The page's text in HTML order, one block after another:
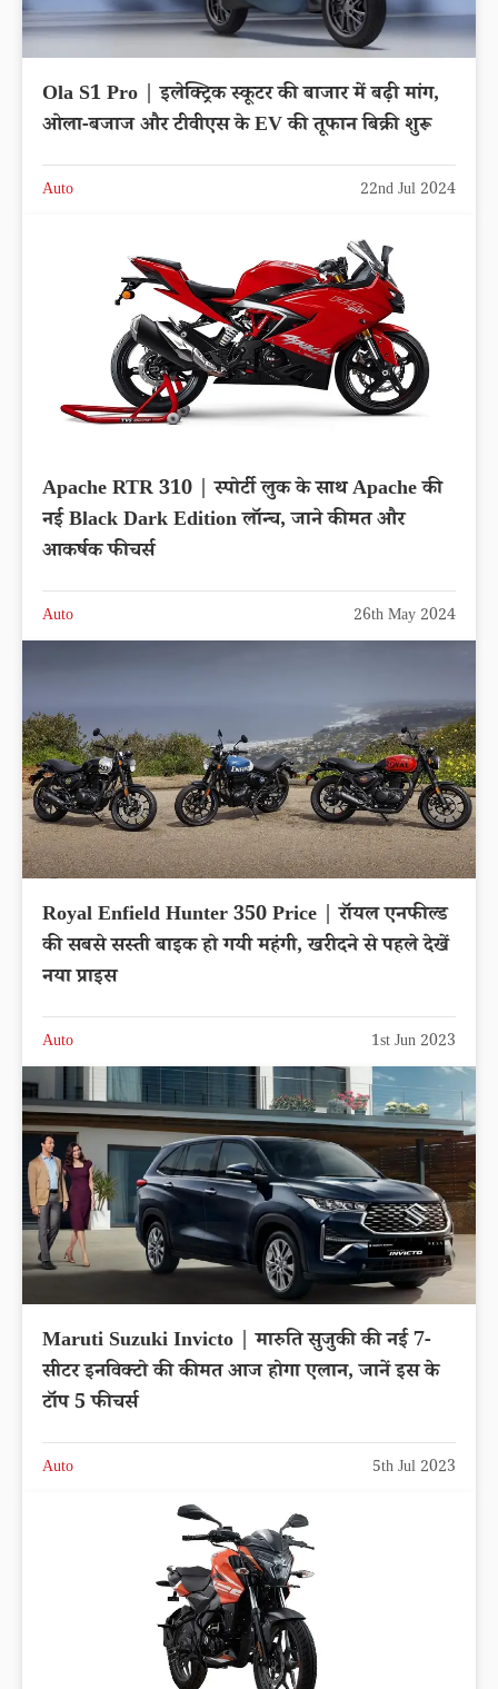
Ola S1 Pro | इलेक्ट्रिक स्कूटर की बाजार में बढ़ी मांग,
ओला-बजाज और टीवीएस के EV की तूफान बिक्री शुरू
Auto 22nd Jul 2024
Apache RTR 310 | स्पोर्टी लुक के साथ Apache की
नई Black Dark Edition लॉन्च, जाने कीमत और
आकर्षक फीचर्स
Auto 26th May 2024
Royal Enfield Hunter 350 Price | रॉयल एनफील्ड
की सबसे सस्ती बाइक हो गयी महंगी, खरीदने से पहले देखें
नया प्राइस
Auto 1st Jun 2023
Maruti Suzuki Invicto | मारुति सुजुकी की नई 7-
सीटर इनविक्टो की कीमत आज होगा एलान, जानें इस के
टॉप 5 फीचर्स
Auto 5th Jul 2023